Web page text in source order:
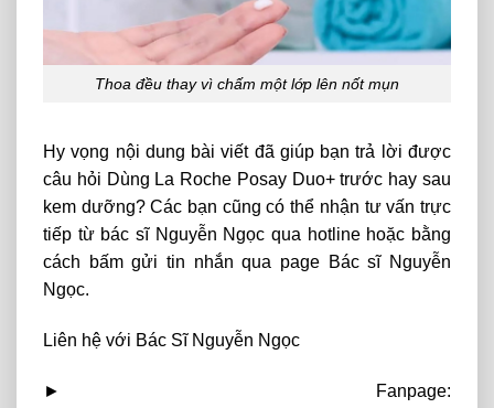
Thoa đều thay vì chấm một lớp lên nốt mụn
Hy vọng nội dung bài viết đã giúp bạn trả lời được
câu hỏi Dùng La Roche Posay Duo+ trước hay sau
kem dưỡng? Các bạn cũng có thể nhận tư vấn trực
tiếp từ bác sĩ Nguyễn Ngọc qua hotline hoặc bằng
cách bấm gửi tin nhắn qua page Bác sĩ Nguyễn
Ngọc.
Liên hệ với Bác Sĩ Nguyễn Ngọc
► Fanpage: